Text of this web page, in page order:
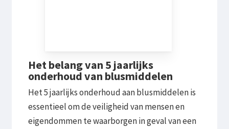
Het belang van 5 jaarlijks
onderhoud van blusmiddelen
Het 5 jaarlijks onderhoud aan blusmiddelen is
essentieel om de veiligheid van mensen en
eigendommen te waarborgen in geval van een